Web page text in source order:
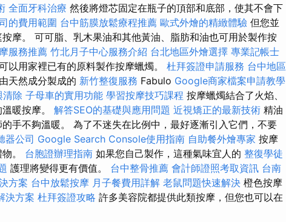
全面牙科治療 然後將燈芯固定在瓶子的頂部和底部，使其不會下
的費用範圍 台中筋膜放鬆療程推薦 歐式外燴的精緻體驗 但您並
摩。 可可脂、乳木果油和其他黃油、脂肪和油也可用於製作按
服務推薦 竹北月子中心服務介紹 台北地區外燴選擇 專業記帳士
以用家裡已有的原料製作按摩蠟燭。 杜拜簽證申請服務 台中地區
由天然成分製成的 新竹整復服務 Fabulo Google商家檔案申請教學
清除 子母車的實用功能 學習按摩技巧課程 按摩蠟燭結合了火焰、
暖按摩。 解答SEO的基礎與應用問題 近視矯正的最新技術 精油
手不夠溫暖。 為了不迷失在比例中，最好逐漸引入它們，不要
器公司 Google Search Console使用指南 自助餐外燴專家 按摩
。 台胞證辦理指南 如果您自己製作，這種氣味宜人的 整復學徒
護理將變得更有價值。 台中整骨推薦 會計師證照考取資訊 台南
方案 台中放鬆按摩 月子餐費用詳解 老鼠問題快速解決 橙色按摩
決方案 杜拜簽證攻略 許多美容院都提供此類按摩，但您也可以在